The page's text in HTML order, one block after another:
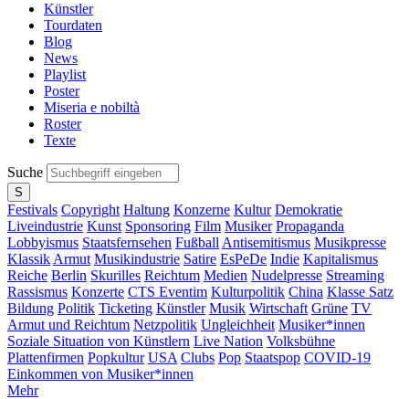
Künstler
Tourdaten
Blog
News
Playlist
Poster
Miseria e nobiltà
Roster
Texte
Suche
Festivals Copyright Haltung Konzerne Kultur Demokratie
Liveindustrie Kunst Sponsoring Film Musiker Propaganda
Lobbyismus Staatsfernsehen Fußball Antisemitismus Musikpresse
Klassik Armut Musikindustrie Satire EsPeDe Indie Kapitalismus
Reiche Berlin Skurilles Reichtum Medien Nudelpresse Streaming
Rassismus Konzerte CTS Eventim Kulturpolitik China Klasse Satz
Bildung Politik Ticketing Künstler Musik Wirtschaft Grüne TV
Armut und Reichtum Netzpolitik Ungleichheit Musiker*innen
Soziale Situation von Künstlern Live Nation Volksbühne
Plattenfirmen Popkultur USA Clubs Pop Staatspop COVID-19
Einkommen von Musiker*innen
Mehr